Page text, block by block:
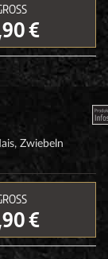
€
Zwiebeln
€